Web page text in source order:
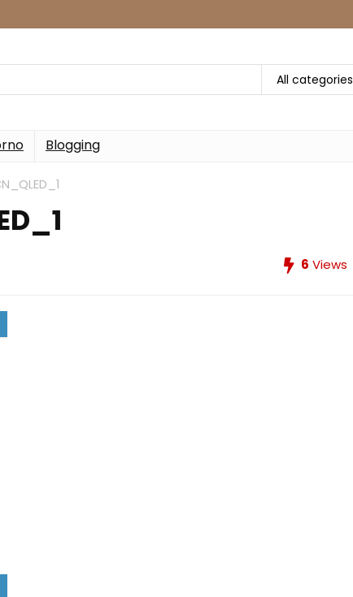
All categories
Blogging
6 Views